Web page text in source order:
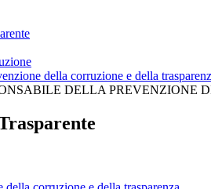
della corruzione e della
DELLA PREVENZIONE